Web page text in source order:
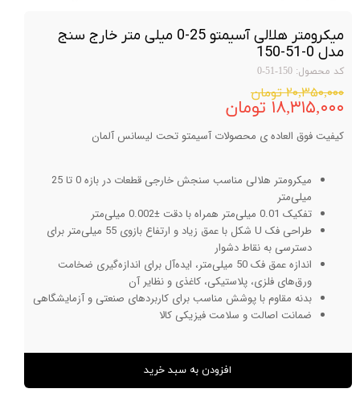
میکرومتر هلالی آسیمتو 25-0 میلی متر خارج سنج
مدل 0-51-150
کد محصول: 150-51-0
۲۰,۳۵۰,۰۰۰ تومان
۱۸,۳۱۵,۰۰۰ تومان
کیفیت فوق العاده ی محصولات آسیمتو تحت لیسانس آلمان
میکرومتر هلالی مناسب سنجش خارجی قطعات در بازه 0 تا 25
میلی‌متر
تفکیک 0.01 میلی‌متر همراه با دقت ±0.002 میلی‌متر
طراحی فک U شکل با عمق زیاد و ارتفاع بازوی 55 میلی‌متر برای
دسترسی به نقاط دشوار
اندازه عمق فک 50 میلی‌متر، ایده‌آل برای اندازه‌گیری ضخامت
ورق‌های فلزی، پلاستیکی، کاغذی و نظایر آن
بدنه مقاوم با پوشش مناسب برای کاربردهای صنعتی و آزمایشگاهی
ضمانت اصالت و سلامت فیزیکی کالا
افزودن به سبد خرید